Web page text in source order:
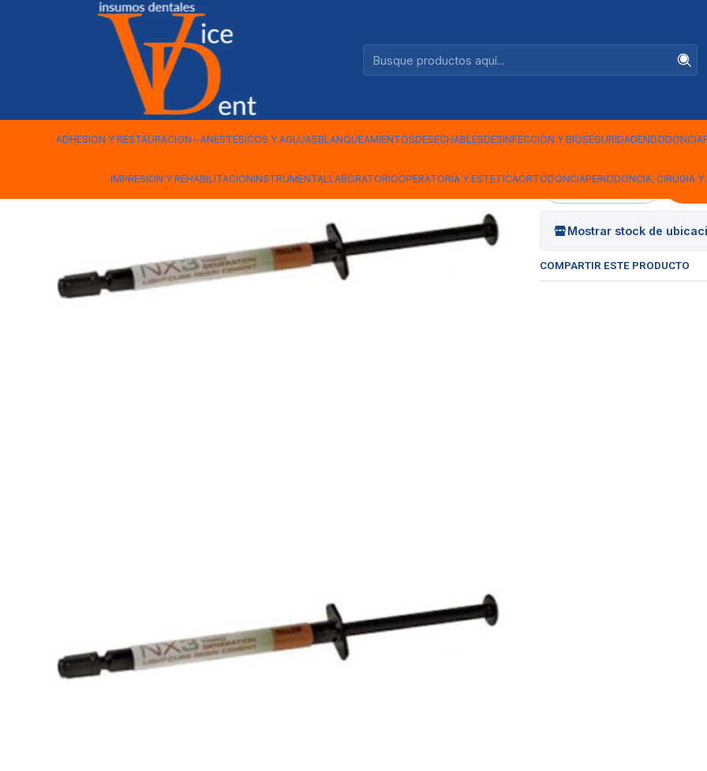
ADHESION Y RESTAURACION ANESTESICOS Y AGUJASBLANQUEAMIENTOSDESECHABLESDESINFECCION Y BIOSEGURIDADENDODONCIA
IMPRESION Y REHABILITACIONINSTRUMENTALLABORATORIOOPERATORIA Y ESTETICAORTODONCIAPERIODONCIA, CIRUGIA Y
CEMENTO RESINA NX3 FOTOCURADO CLEAR 1.8 GR
Mostrar stock de
COMPARTIR ESTE PRODUCTO